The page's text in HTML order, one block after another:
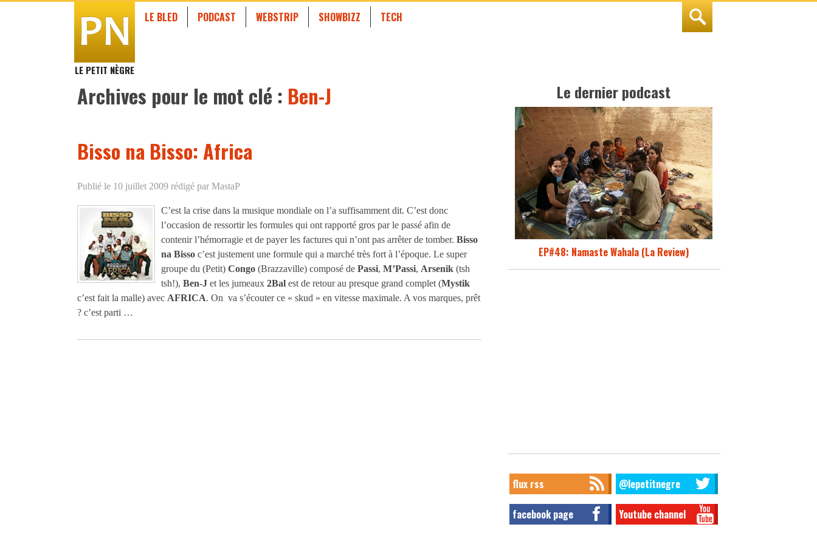
LE PETIT NÈGRE
LE BLED PODCAST WEBSTRIP SHOWBIZZ TECH
Archives pour le mot clé : Ben-J
Bisso na Bisso: Africa
Publié le 10 juillet 2009 rédigé par MastaP
C’est la crise dans la musique mondiale on l’a suffisamment dit. C’est donc
l’occasion de ressortir les formules qui ont rapporté gros par le passé afin de
contenir l’hémorragie et de payer les factures qui n’ont pas arrêter de tomber. Bisso
na Bisso c’est justement une formule qui a marché très fort à l’époque. Le super
groupe du (Petit) Congo (Brazzaville) composé de Passi, M’Passi, Arsenik (tsh
tsh!), Ben-J et les jumeaux 2Bal est de retour au presque grand complet (Mystik
c’est fait la malle) avec AFRICA. On va s’écouter ce « skud » en vitesse maximale. A vos marques, prêt
? c’est parti …
Le dernier podcast
EP#48: Namaste Wahala (La Review)
flux rss @lepetitnegre
facebook page Youtube channel